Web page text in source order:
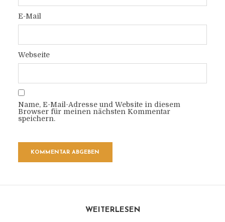
E-Mail
Webseite
Name, E-Mail-Adresse und Website in diesem
Browser für meinen nächsten Kommentar
speichern.
WEITERLESEN